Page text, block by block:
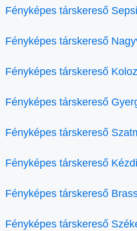
Fényképes társkereső
Fényképes társkereső
Fényképes társkereső
Fényképes társkereső
Fényképes társkereső
Fényképes társkereső
Fényképes társkereső
Fényképes társkereső